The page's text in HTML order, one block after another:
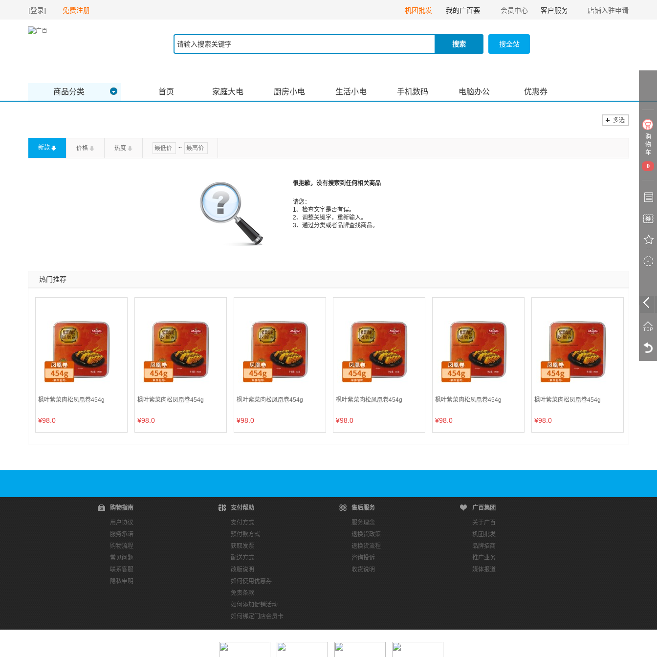
[登录] 免费注册 机团批发 我的广百荟 会员中心 客户服务 店铺入驻申请
搜索 搜全站
商品分类 首页 家庭大电 厨房小电 生活小电 手机数码 电脑办公 优惠券
多选
新款 价格 热度 ~
很抱歉，没有搜索到任何相关商品
请您：
1、检查文字是否有误。
2、调整关键字，重新输入。
3、通过分类或者品牌查找商品。
热门推荐
枫叶紫菜肉松凤凰卷454g
¥98.0
枫叶紫菜肉松凤凰卷454g
¥98.0
枫叶紫菜肉松凤凰卷454g
¥98.0
枫叶紫菜肉松凤凰卷454g
¥98.0
枫叶紫菜肉松凤凰卷454g
¥98.0
枫叶紫菜肉松凤凰卷454g
¥98.0
购
物
车
0
购物指南
用户协议
服务承诺
购物流程
常见问题
联系客服
隐私申明
支付帮助
支付方式
预付款方式
获取发票
配送方式
改版说明
如何使用优惠券
免责条款
如何添加促销活动
如何绑定门店会员卡
售后服务
服务理念
退换货政策
退换货流程
咨询投诉
收货说明
广百集团
关于广百
机团批发
品牌招商
推广业务
媒体报道